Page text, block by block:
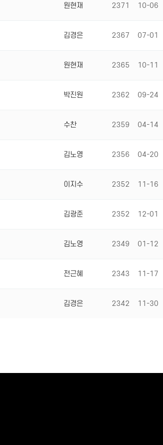
원현재 2371 10-06
김경은 2367 07-01
원현재 2365 10-11
박진원 2362 09-24
수찬 2359 04-14
김노영 2356 04-20
이지수 2352 11-16
김광준 2352 12-01
김노영 2349 01-12
전근혜 2343 11-17
김경은 2342 11-30